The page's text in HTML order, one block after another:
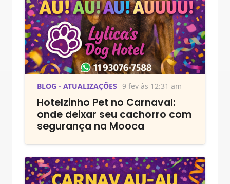
BLOG - ATUALIZAÇÕES 9 fev às 12:31 am
Hotelzinho Pet no Carnaval:
onde deixar seu cachorro com
segurança na Mooca